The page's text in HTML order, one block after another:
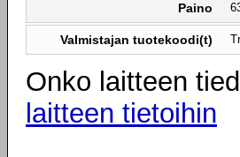
Paino
Valmistajan tuotekoodi(t)
Onko laitteen
laitteen tietoihin